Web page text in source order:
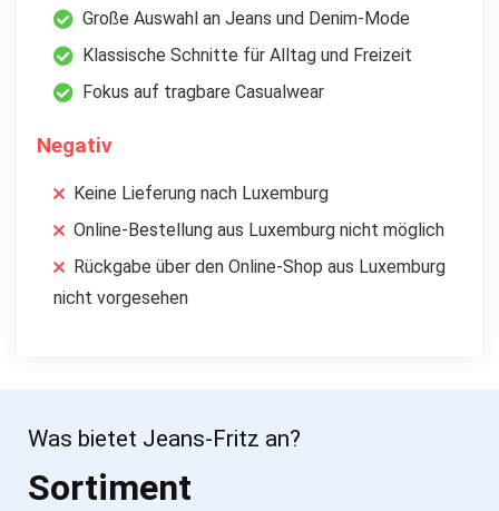
Große Auswahl an Jeans und Denim-Mode
Klassische Schnitte für Alltag und Freizeit
Fokus auf tragbare Casualwear
Negativ
Keine Lieferung nach Luxemburg
Online-Bestellung aus Luxemburg nicht möglich
Rückgabe über den Online-Shop aus Luxemburg
nicht vorgesehen
Was bietet Jeans-Fritz an?
Sortiment